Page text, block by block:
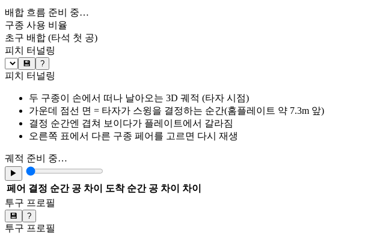
배합 흐름 준비 중…
구종 사용 비율
초구 배합 (타석 첫 공)
피치 터널링
💾 ?
피치 터널링
두 구종이 손에서 떠나 날아오는 3D 궤적 (타자 시점)
가운데 점선 면 = 타자가 스윙을 결정하는 순간(홈플레이트 약 7.3m 앞)
결정 순간엔 겹쳐 보이다가 플레이트에서 갈라짐
오른쪽 표에서 다른 구종 페어를 고르면 다시 재생
궤적 준비 중…
▶
페어 결정 순간 공 차이 도착 순간 공 차이
차이
투구 프로필
💾 ?
투구 프로필